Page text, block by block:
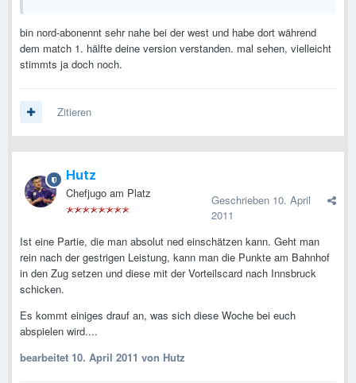
bin nord-abonennt sehr nahe bei der west und habe dort während
dem match 1. hälfte deine version verstanden. mal sehen, vielleicht
stimmts ja doch noch.
Zitieren
Hutz
Chefjugo am Platz Geschrieben 10. April
2011
Ist eine Partie, die man absolut ned einschätzen kann. Geht man
rein nach der gestrigen Leistung, kann man die Punkte am Bahnhof
in den Zug setzen und diese mit der Vorteilscard nach Innsbruck
schicken.
Es kommt einiges drauf an, was sich diese Woche bei euch
abspielen wird....
bearbeitet 10. April 2011 von Hutz